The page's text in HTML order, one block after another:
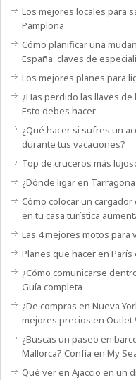
Los mejores locales para
Pamplona
Cómo planificar una
España: claves de
Los mejores planes para
¿Has perdido las llaves de
Esto debes hacer
¿Qué hacer si sufres un
durante tus vacaciones?
Top de cruceros más
¿Dónde ligar en
Cómo colocar un
en tu casa turística
Las 4 mejores motos para
Planes que hacer en París
¿Cómo comunicarse
Guía completa
¿De compras en Nueva
mejores precios en Outlet
¿Buscas un paseo en
Mallorca? Confía en My
Qué ver en Ajaccio en un